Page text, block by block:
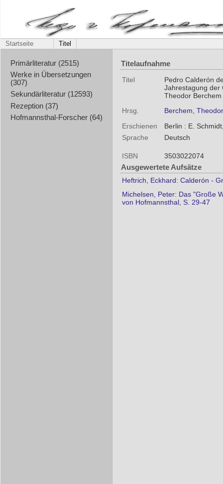
Startseite Titel
Primärliteratur (2515)
Werke in Übersetzungen
(307)
Sekundärliteratur (12593)
Rezeption (37)
Hofmannsthal-Forscher (64)
Titelaufnahme
Titel
Pedro Calderón
Jahrestagung der
Theodor
Hrsg.
Berchem, Theodor
Erschienen
Berlin : E.
Sprache
Deutsch
ISBN 3503022074
Ausgewertete Aufsätze
Heftrich, Eckhard: Calderón -
Michelsen, Peter: Das "Große
von Hofmannsthal, S. 29-47